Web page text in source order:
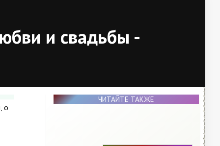
и свадьбы -
о
ЧИТАЙТЕ ТАКЖЕ